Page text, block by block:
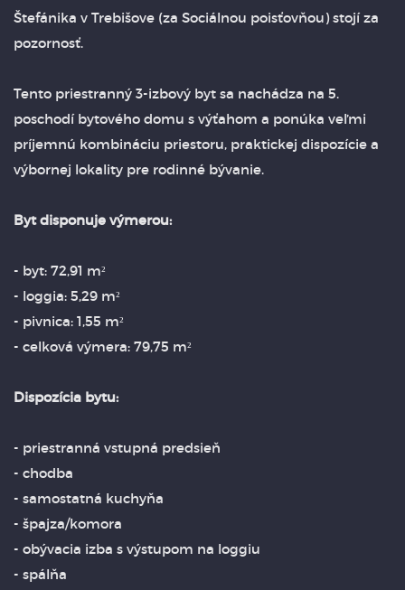
Štefánika v Trebišove (za Sociálnou poisťovňou) stojí za
pozornosť.
Tento priestranný 3-izbový byt sa nachádza na 5.
poschodí bytového domu s výťahom a ponúka veľmi
príjemnú kombináciu priestoru, praktickej dispozície a
výbornej lokality pre rodinné bývanie.
Byt disponuje výmerou:
- byt: 72,91 m²
- loggia: 5,29 m²
- pivnica: 1,55 m²
- celková výmera: 79,75 m²
Dispozícia bytu:
- priestranná vstupná predsieň
- chodba
- samostatná kuchyňa
- špajza/komora
- obývacia izba s výstupom na loggiu
- spálňa